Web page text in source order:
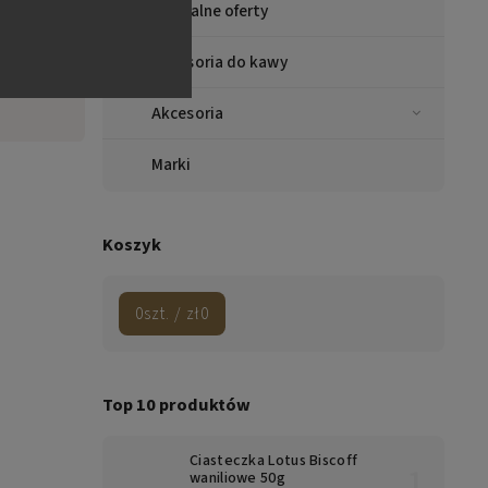
Specjalne oferty
Akcesoria do kawy
Akcesoria
Marki
Koszyk
0szt. / zł0
Top 10 produktów
Ciasteczka Lotus Biscoff
waniliowe 50g